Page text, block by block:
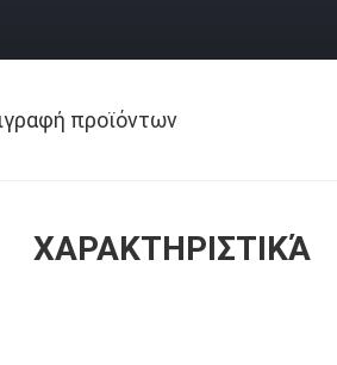
προϊόντων
ΧΑΡΑΚΤΗΡΙΣΤΙΚΆ